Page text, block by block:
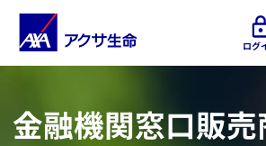
ログ
金融機関窓口販売